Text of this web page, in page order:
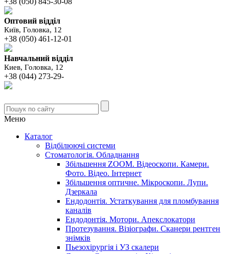
Оптовий відділ
Київ, Головка, 12
+38 (050) 461-12-01
Навчальний відділ
Киев, Головка, 12
+38 (044) 273-29-
Меню
Каталог
Відбілюючі системи
Стоматологія. Обладнання
Збільшення ZOOM. Відеоскопи. Камери.
Фото. Відео. Інтернет
Збільшення оптичне. Мікроскопи. Лупи.
Дзеркала
Ендодонтія. Устаткування для пломбування
каналів
Ендодонтія. Мотори. Апекслокатори
Протезування. Візіографи. Сканери рентген
знімків
Пьезохірургія і УЗ cкалери